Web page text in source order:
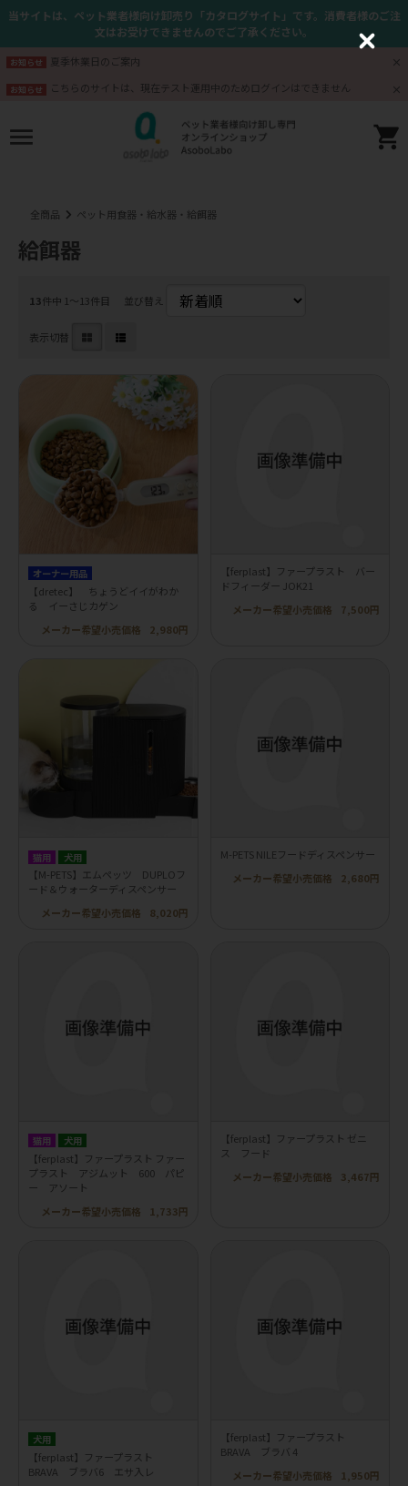
当サイトは、ペット業者様向け卸売り「カタログサイト」です。消費者様のご注
文はお受けできませんのでご了承ください。
お知らせ 夏季休業日のご案内
お知らせ こちらのサイトは、現在テスト運用中のためログインはできません
全商品 ペット用食器・給水器・給餌器
給餌器
13件中 1〜13件目 並び替え
表示切替
オーナー用品
【dretec】 ちょうどイイがわか
る イーさじカゲン
メーカー希望小売価格
2,980円
【ferplast】ファープラスト バー
ドフィーダー JOK21
メーカー希望小売価格
7,500円
猫用 犬用
【M-PETS】エムペッツ DUPLOフ
ード＆ウォーターディスペンサー
メーカー希望小売価格
8,020円
M-PETS NILEフードディスペンサー
メーカー希望小売価格
2,680円
猫用 犬用
【ferplast】ファープラスト ファー
プラスト アジムット 600 パピ
ー アソート
メーカー希望小売価格
1,733円
【ferplast】ファープラスト ゼニ
ス フード
メーカー希望小売価格
3,467円
犬用
【ferplast】ファープラスト
BRAVA ブラバ6 エサ入レ
【ferplast】ファープラスト
BRAVA ブラバ 4
メーカー希望小売価格
1,950円
C